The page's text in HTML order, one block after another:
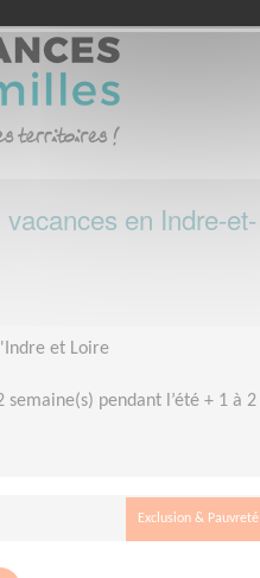
en Indre-et-
et Loire
semaine(s) pendant l’été + 1 à 2
Exclusion & Pauvreté